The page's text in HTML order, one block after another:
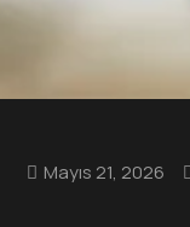
Mayıs 21, 2026